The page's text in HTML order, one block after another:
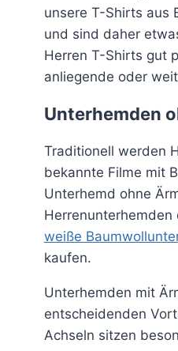
unsere T-Shirts aus
und sind daher
Herren T-Shirts gut
anliegende oder
Unterhemden
Traditionell werden
bekannte Filme mit
Unterhemd ohne
Herrenunterhemden
weiße
kaufen.
Unterhemden mit
entscheidenden
Achseln sitzen